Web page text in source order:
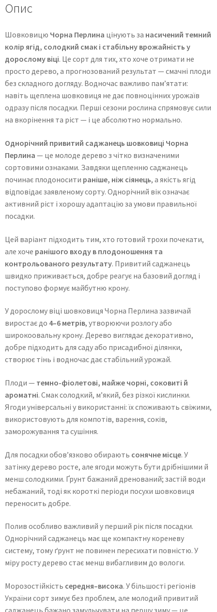
Опис
Шовковицю Чорна Перлина цінують за насичений темний
колір ягід, солодкий смак і стабільну врожайність у
дорослому віці. Це сорт для тих, хто хоче отримати не
просто дерево, а прогнозований результат — смачні плоди
без складного догляду. Водночас важливо пам’ятати:
навіть щеплена шовковиця не дає повноцінних урожаїв
одразу після посадки. Перші сезони рослина спрямовує сили
на вкорінення та ріст — і це абсолютно нормально.
Однорічний привитий саджанець шовковиці Чорна
Перлина — це молоде дерево з чітко визначеними
сортовими ознаками. Завдяки щепленню саджанець
починає плодоносити раніше, ніж сіянець, а якість ягід
відповідає заявленому сорту. Однорічний вік означає
активний ріст і хорошу адаптацію за умови правильної
посадки.
Цей варіант підходить тим, хто готовий трохи почекати,
але хоче ранішого входу в плодоношення та
контрольованого результату. Привитий саджанець
швидко приживається, добре реагує на базовий догляд і
поступово формує майбутню крону.
У дорослому віці шовковиця Чорна Перлина зазвичай
виростає до 4–6 метрів, утворюючи розлогу або
широкоовальну крону. Дерево виглядає декоративно,
добре підходить для саду або присадибної ділянки,
створює тінь і водночас дає стабільний урожай.
Плоди — темно-фіолетові, майже чорні, соковиті й
ароматні. Смак солодкий, м’який, без різкої кислинки.
Ягоди універсальні у використанні: їх споживають свіжими,
використовують для компотів, варення, соків,
заморожування та сушіння.
Для посадки обов’язково обирають сонячне місце. У
затінку дерево росте, але ягоди можуть бути дрібнішими й
менш солодкими. Ґрунт бажаний дренований; застій води
небажаний, тоді як короткі періоди посухи шовковиця
переносить добре.
Полив особливо важливий у перший рік після посадки.
Однорічний саджанець має ще компактну кореневу
систему, тому ґрунт не повинен пересихати повністю. У
міру росту дерево стає менш вибагливим до вологи.
Морозостійкість середня–висока. У більшості регіонів
України сорт зимує без проблем, але молодий привитий
саджанець бажано замульчувати на першу зиму — це